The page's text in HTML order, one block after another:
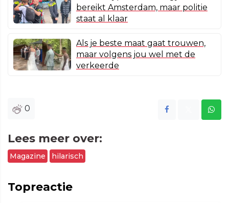
bereikt Amsterdam, maar politie
staat al klaar
Als je beste maat gaat trouwen,
maar volgens jou wel met de
verkeerde
0
Lees meer over:
Magazine hilarisch
Topreactie